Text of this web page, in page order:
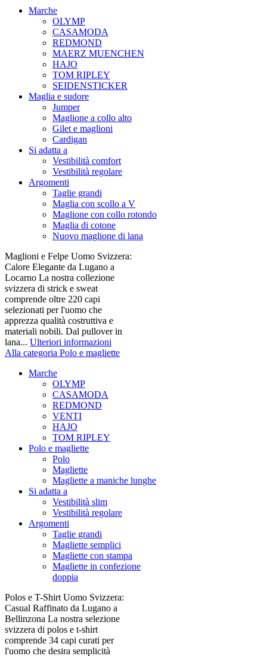
Marche
OLYMP
CASAMODA
REDMOND
MAERZ MUENCHEN
HAJO
TOM RIPLEY
SEIDENSTICKER
Maglia e sudore
Jumper
Maglione a collo alto
Gilet e maglioni
Cardigan
Si adatta a
Vestibilità comfort
Vestibilità regolare
Argomenti
Taglie grandi
Maglia con scollo a V
Maglione con collo rotondo
Maglia di cotone
Nuovo maglione di lana
Maglioni e Felpe Uomo Svizzera:
Calore Elegante da Lugano a
Locarno La nostra collezione
svizzera di strick e sweat
comprende oltre 220 capi
selezionati per l'uomo che
apprezza qualità costruttiva e
materiali nobili. Dal pullover in
lana... Ulteriori informazioni
Alla categoria Polo e magliette
Marche
OLYMP
CASAMODA
REDMOND
VENTI
HAJO
TOM RIPLEY
Polo e magliette
Polo
Magliette
Magliette a maniche lunghe
Si adatta a
Vestibilità slim
Vestibilità regolare
Argomenti
Taglie grandi
Magliette semplici
Magliette con stampa
Magliette in confezione
doppia
Polos e T-Shirt Uomo Svizzera:
Casual Raffinato da Lugano a
Bellinzona La nostra selezione
svizzera di polos e t-shirt
comprende 34 capi curati per
l'uomo che desira semplicità